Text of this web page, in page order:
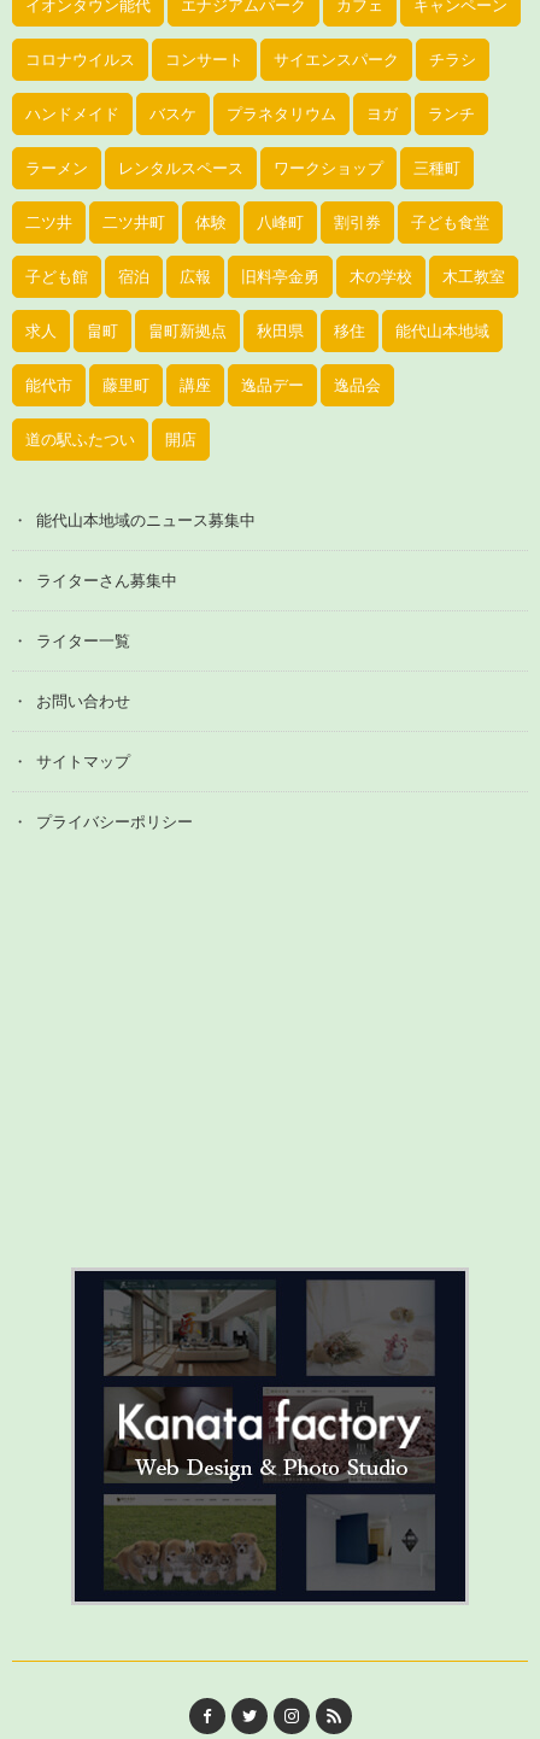
イオンタウン能代 エナジアムパーク カフェ キャンペーン
コロナウイルス コンサート サイエンスパーク チラシ
ハンドメイド バスケ プラネタリウム ヨガ ランチ
ラーメン レンタルスペース ワークショップ 三種町
二ツ井 二ツ井町 体験 八峰町 割引券 子ども食堂
子ども館 宿泊 広報 旧料亭金勇 木の学校 木工教室
求人 畠町 畠町新拠点 秋田県 移住 能代山本地域
能代市 藤里町 講座 逸品デー 逸品会
道の駅ふたつい 開店
能代山本地域のニュース募集中
ライターさん募集中
ライター一覧
お問い合わせ
サイトマップ
プライバシーポリシー